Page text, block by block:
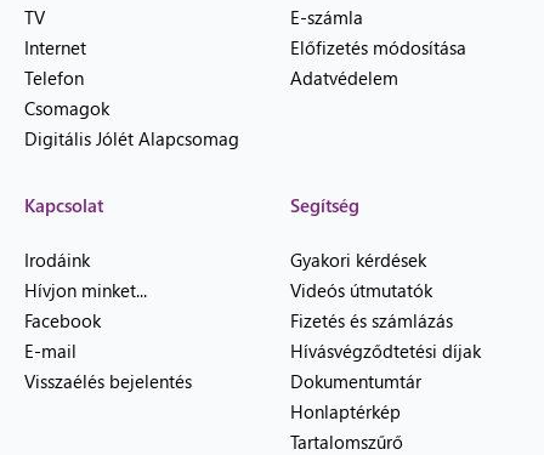
TV
Internet
Telefon
Csomagok
Digitális Jólét Alapcsomag
E-számla
Előfizetés módosítása
Adatvédelem
Kapcsolat
Irodáink
Hívjon minket...
Facebook
E-mail
Visszaélés bejelentés
Segítség
Gyakori kérdések
Videós útmutatók
Fizetés és számlázás
Hívásvégződtetési díjak
Dokumentumtár
Honlaptérkép
Tartalomszűrő